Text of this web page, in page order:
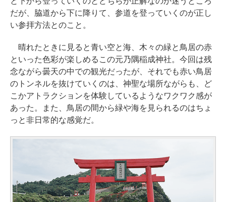
だが、脇道から下に降りて、参道を登っていくのが正し
い参拝方法とのこと。
晴れたときに見ると青い空と海、木々の緑と鳥居の赤
といった色彩が楽しめるこの元乃隅稲成神社。今回は残
念ながら曇天の中での観光だったが、それでも赤い鳥居
のトンネルを抜けていくのは、神聖な場所ながらも、ど
こかアトラクションを体験しているようなワクワク感が
あった。また、鳥居の間から緑や海を見られるのはちょ
っと非日常的な感覚だ。